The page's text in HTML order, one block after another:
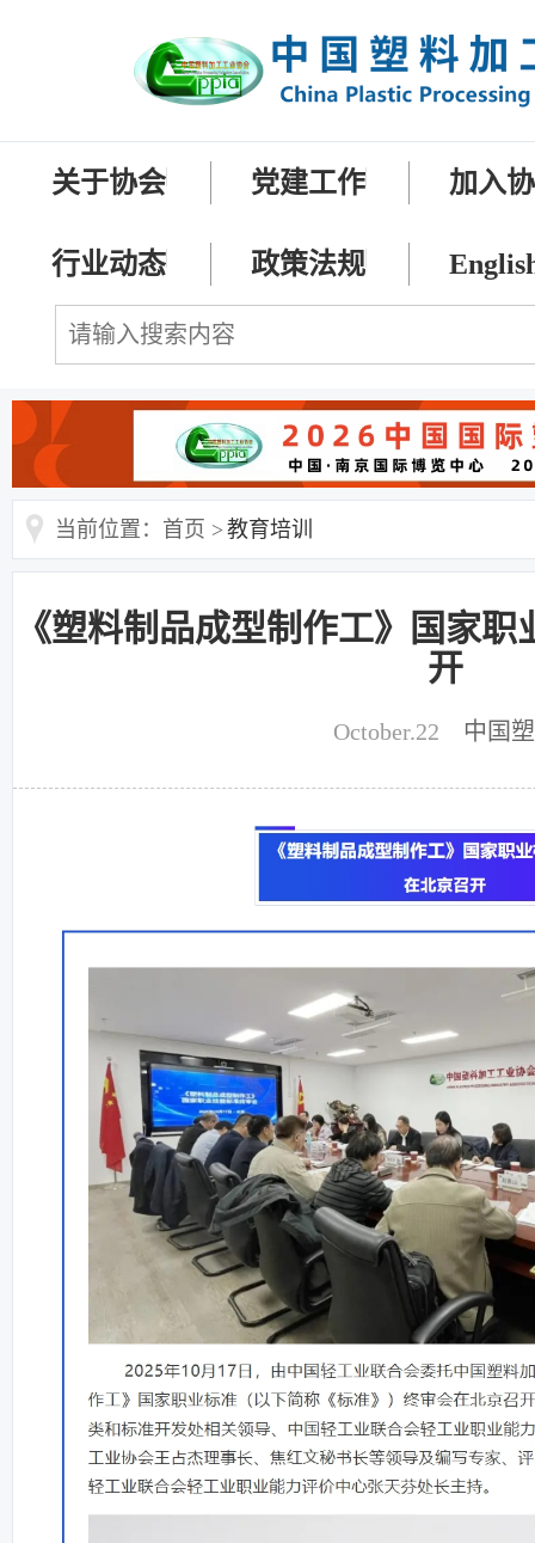
关于协会 党建工作 加入
行业动态 政策法规
当前位置：首页 >教育培训
《塑料制品成型制作工》国家
开
October.22 中国